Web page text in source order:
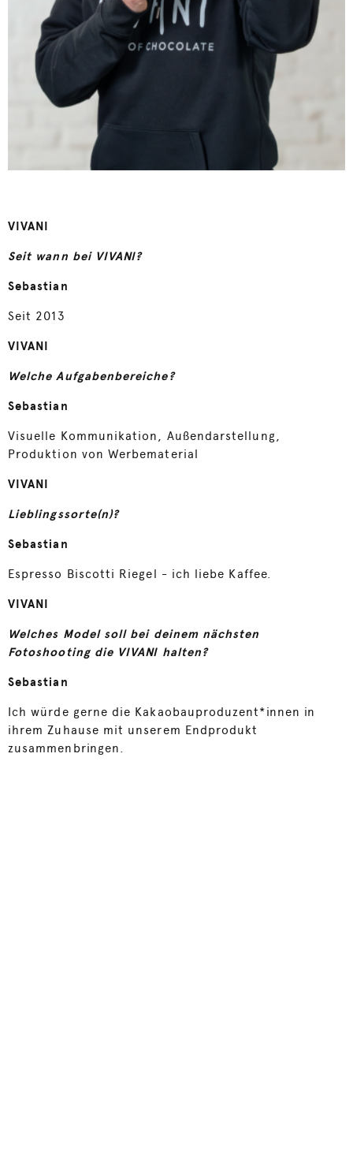
VIVANI
Seit wann bei VIVANI?
Sebastian
Seit 2013
VIVANI
Welche Aufgabenbereiche?
Sebastian
Visuelle Kommunikation, Außendarstellung,
Produktion von Werbematerial
VIVANI
Lieblingssorte(n)?
Sebastian
Espresso Biscotti Riegel - ich liebe Kaffee.
VIVANI
Welches Model soll bei deinem nächsten
Fotoshooting die VIVANI halten?
Sebastian
Ich würde gerne die Kakaobauproduzent*innen in
ihrem Zuhause mit unserem Endprodukt
zusammenbringen.